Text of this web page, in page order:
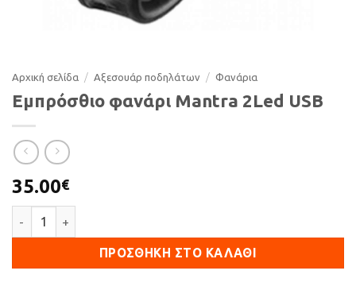
Αρχική σελίδα / Αξεσουάρ ποδηλάτων / Φανάρια
Εμπρόσθιο φανάρι Mantra 2Led USB
35.00€
ΠΡΟΣΘΉΚΗ ΣΤΟ ΚΑΛΆΘΙ